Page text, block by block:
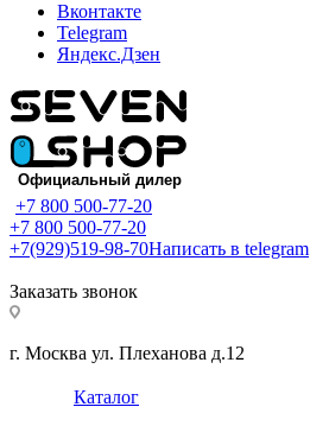
Вконтакте
Telegram
Яндекс.Дзен
+7 800 500-77-20
+7 800 500-77-20
+7(929)519-98-70Написать в telegram
Заказать звонок
г. Москва ул. Плеханова д.12
Каталог